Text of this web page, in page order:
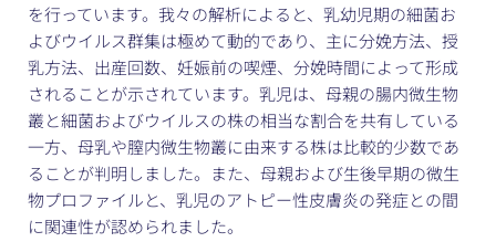
を行っています。我々の解析によると、乳幼児期の細菌お
よびウイルス群集は極めて動的であり、主に分娩方法、授
乳方法、出産回数、妊娠前の喫煙、分娩時間によって形成
されることが示されています。乳児は、母親の腸内微生物
叢と細菌およびウイルスの株の相当な割合を共有している
一方、母乳や膣内微生物叢に由来する株は比較的少数であ
ることが判明しました。また、母親および生後早期の微生
物プロファイルと、乳児のアトピー性皮膚炎の発症との間
に関連性が認められました。